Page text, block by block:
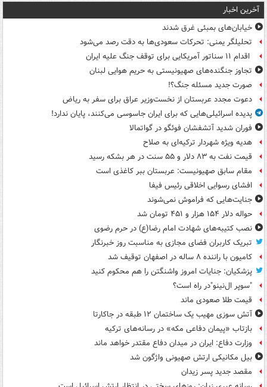
آخرین اخبار
خیابان‌های بمبئی غرق شدند
تحلیلگر یمنی: تحرکات سعودی‌ها به دقت رصد می‌شود
اقدام ۱۱ سناتور آمریکایی برای توقف جنگ علیه ایران
تجاوز جنگنده‌های صهیونیستی به حریم هوایی لبنان
صورت جدید مسئله جنگ؟!
دعوت مجدد عربستان از نخست‌وزیر عراق برای سفر به ریاض
پدیده اسرائیلی‌هایی که برای ایران جاسوسی می‌کنند، پایان ندارد!
فوران شدید آتشفشان فوئگو در گواتمالا
هدیه ویژه شهردار ترکیه‌ای به صلاح
قیمت نفت به ۸۳ دلار و ۵۵ سنت در هر بشکه رسید
مقام سابق صهیونیست: عربستان ببر کاغذی است
افشای رسوایی اخلاقی رئیس فیفا
جنایت‌هایی که فراموش نمی‌شوند
حواله دلار ۱۵۴ هزار و ۴۵۱ تومان شد
نصب کتیبه‌های شهادت امام رضا(ع) در حرم رضوی
تبریک کاربران فضای مجازی به مناسبت روز خبرنگار
کامیون با راننده ۸ ساله در اصفهان توقیف شد
پزشکیان: جنایات امروز واشنگتن را هم محکوم کنید
"سوپر ال‌نینو"در راه است؟
قیمت طلا صعودی ماند
آتش سوزی مهیب یک ساختمان ۱۲ طبقه در جاکارتا
بازتاب «پیمان دفاعی مکه» در رسانه‌های ترکیه
وزارت دفاع: ایران در میدان دفاع مقتدر خواهد ماند
بیل مکانیکی ارتش صهیونی واژگون شد
مقصد جدید پسر زیدان